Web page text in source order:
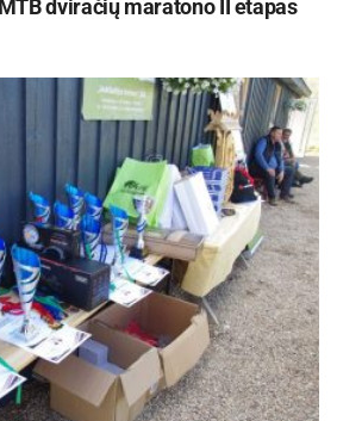
Feyisai Lilesai, kuris
1 min. 10 sek. Sensaciją
Galenas Ruppas, kuris atsiliko
iškovojo bronzos medalį.
pagerino asmeninį rekordą.
dviračių maratono II etapas